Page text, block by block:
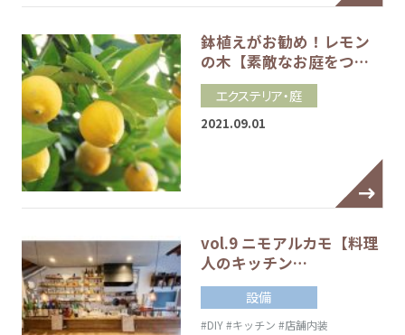
鉢植えがお勧め！レモン
の木【素敵なお庭をつ…
エクステリア・庭
2021.09.01
vol.9 ニモアルカモ【料理
人のキッチン…
設備
#DIY#キッチン #店舗内装